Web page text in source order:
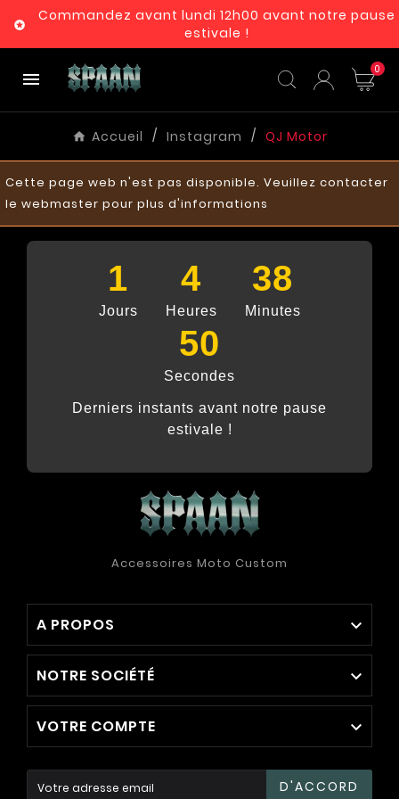

Commandez avant lundi 12h00 avant notre pause
estivale !
 0
Accueil Instagram QJ Motor
Cette page web n'est pas disponible. Veuillez contacter
le webmaster pour plus d'informations
1
Jours
4
Heures
38
Minutes
49
Secondes
Derniers instants avant notre pause
estivale !
Accessoires Moto Custom
A PROPOS 
NOTRE SOCIÉTÉ 
VOTRE COMPTE 
D'ACCORD